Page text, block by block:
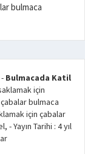
bulmaca
- Bulmacada Katil
için
bulmaca
için çabalar
- Yayın Tarihi : 4 yıl